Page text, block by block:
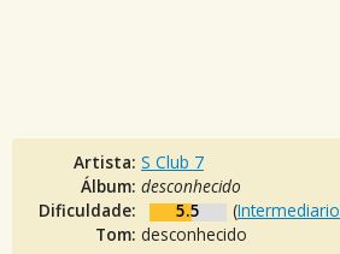
Artista: S Club 7
Álbum: desconhecido
Dificuldade:
5.5 (Intermediario
Tom: desconhecido